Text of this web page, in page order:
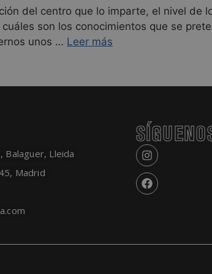
del centro que lo imparte, el nivel
son los conocimientos que se
unos … Leer más
Balaguer, Lleida
Madrid